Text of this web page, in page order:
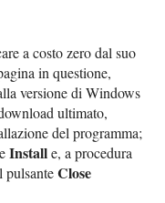
a costo zero dal suo
in questione,
versione di Windows
ultimato,
del programma;
eInstalle, a procedura
pulsanteClose